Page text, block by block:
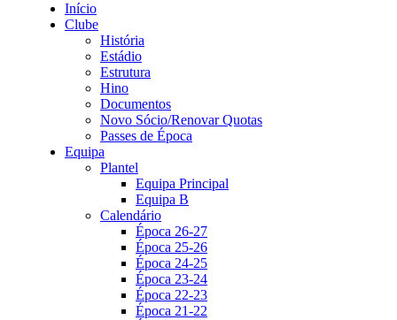
Início
Clube
História
Estádio
Estrutura
Hino
Documentos
Novo Sócio/Renovar Quotas
Passes de Época
Equipa
Plantel
Equipa Principal
Equipa B
Calendário
Época 26-27
Época 25-26
Época 24-25
Época 23-24
Época 22-23
Época 21-22